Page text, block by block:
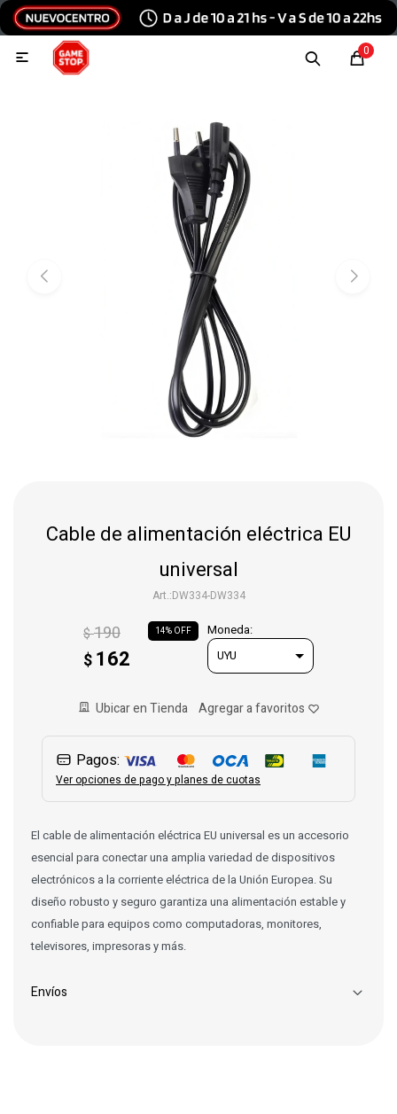
0

Cable de alimentación eléctrica EU
universal
DW334-DW334
$ 162
$190 14 Moneda:
Ubicar en Tienda
Pagos:
Ver opciones de pago y planes de cuotas
El cable de alimentación eléctrica EU universal es un accesorio
esencial para conectar una amplia variedad de dispositivos
electrónicos a la corriente eléctrica de la Unión Europea. Su
diseño robusto y seguro garantiza una alimentación estable y
confiable para equipos como computadoras, monitores,
televisores, impresoras y más.
Envíos
Tecnología e Informática
Consolas y videojuegos
Juguetes